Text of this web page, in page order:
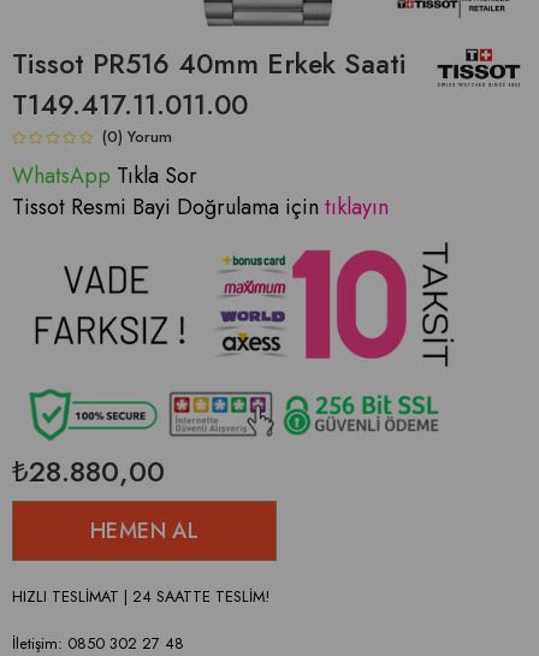
Tissot PR516 40mm Erkek Saati
T149.417.11.011.00
(0)
WhatsApp Tıkla Sor
Tissot Resmi Bayi Doğrulama için tıklayın
₺28.880,00
HIZLI TESLİMAT | 24 SAATTE TESLİM!
İletişim: 0850 302 27 48